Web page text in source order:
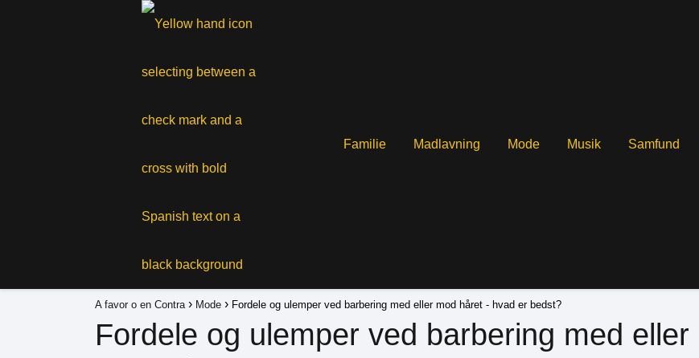
Familie Madlavning Mode Musik Samfund
A favor o en Contra Mode Fordele og ulemper ved barbering med eller mod håret - hvad er bedst?
Fordele og ulemper ved barbering med eller